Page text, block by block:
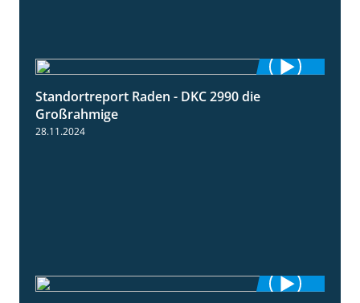
Standortreport Raden - DKC 2990 die
Großrahmige
28.11.2024